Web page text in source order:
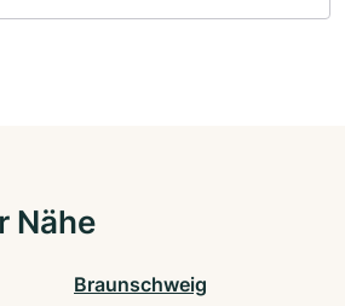
Nähe
Braunschweig